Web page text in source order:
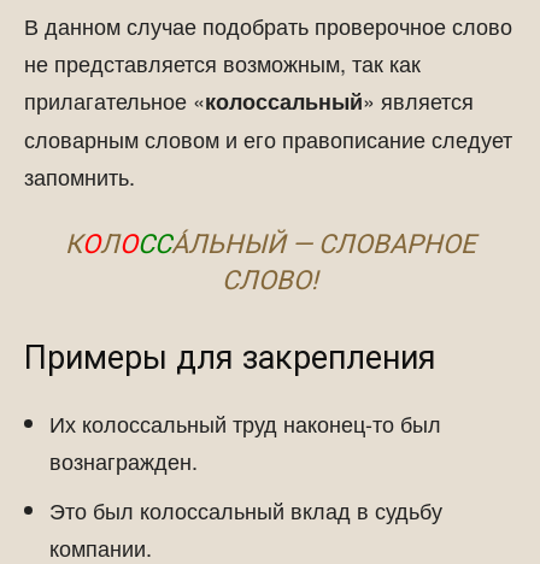
В данном случае подобрать проверочное слово
не представляется возможным, так как
прилагательное «колоссальный» является
словарным словом и его правописание следует
запомнить.
КОЛОССА́ЛЬНЫЙ — СЛОВАРНОЕ
СЛОВО!
Примеры для закрепления
Их колоссальный труд наконец-то был
вознагражден.
Это был колоссальный вклад в судьбу
компании.